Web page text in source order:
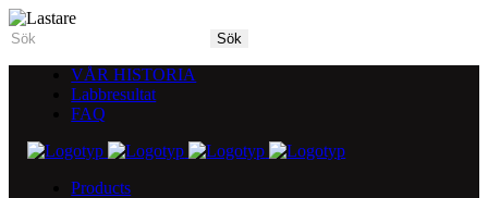
VÅR HISTORIA
Labbresultat
FAQ
Products